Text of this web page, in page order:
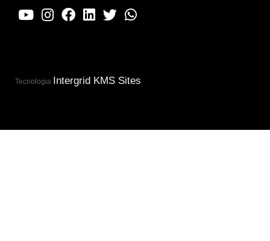
Tecnologia Intergrid KMS Sites